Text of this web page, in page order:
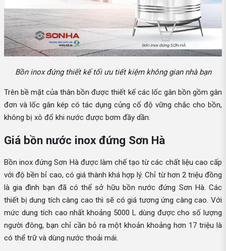
Bồn inox đứng thiết kế tối ưu tiết kiệm không gian nhà bạn
Trên bề mặt của thân bồn được thiết kế các lốc gân bồn gồm gân
đơn và lốc gân kép có tác dụng củng cố độ vững chắc cho bồn,
không bị xô đổ khi nước được bơm đầy dần.
Giá bồn nước inox đứng Sơn Hà
Bồn inox đứng Sơn Hà được làm chế tạo từ các chất liệu cao cấp
với độ bền bỉ cao, có giá thành khá hợp lý. Chỉ từ hơn 2 triệu đồng
là gia đình bạn đã có thể sở hữu bồn nước đứng Sơn Hà. Các
thiết bị dung tích càng cao thì sẽ có giá tương ứng càng cao. Với
mức dung tích cao nhất khoảng 5000 L dùng được cho số lượng
người đông, bạn chỉ cần bỏ ra một khoản khoảng hơn 17 triệu là
có thể trữ và dùng nước thoải mái.